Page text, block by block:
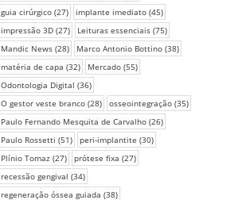
guia cirúrgico (27) implante imediato (45)
impressão 3D (27) Leituras essenciais (75)
Mandic News (28) Marco Antonio Bottino (38)
matéria de capa (32) Mercado (55)
Odontologia Digital (36)
O gestor veste branco (28) osseointegração (35)
Paulo Fernando Mesquita de Carvalho (26)
Paulo Rossetti (51) peri-implantite (30)
Plínio Tomaz (27) prótese fixa (27)
recessão gengival (34)
regeneração óssea guiada (38)